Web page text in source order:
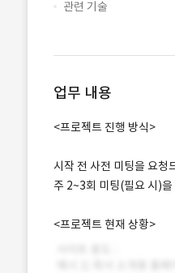
관련 기술
업무 내용
<프로젝트 진행 방식>
시작 전 사전 미팅을 요청
주 2~3회 미팅(필요 시)을
<프로젝트 현재 상황>